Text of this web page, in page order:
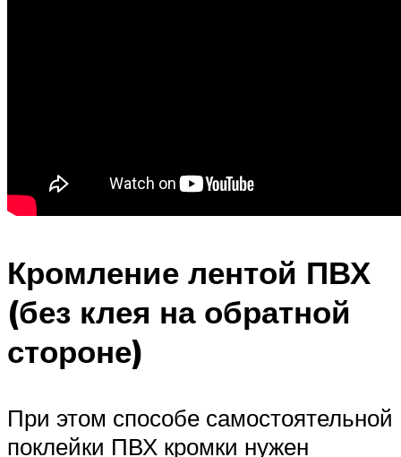
Кромление лентой ПВХ
(без клея на обратной
стороне)
При этом способе самостоятельной
поклейки ПВХ кромки нужен